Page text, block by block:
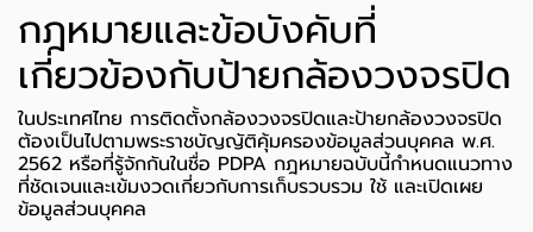
กฎหมายและข้อบังคับที่
เกี่ยวข้องกับป้ายกล้องวงจรปิด
ในประเทศไทย การติดตั้งกล้องวงจรปิดและป้ายกล้องวงจรปิด
ต้องเป็นไปตามพระราชบัญญัติคุ้มครองข้อมูลส่วนบุคคล พ.ศ.
2562 หรือที่รู้จักกันในชื่อ PDPA กฎหมายฉบับนี้กำหนดแนวทาง
ที่ชัดเจนและเข้มงวดเกี่ยวกับการเก็บรวบรวม ใช้ และเปิดเผย
ข้อมูลส่วนบุคคล